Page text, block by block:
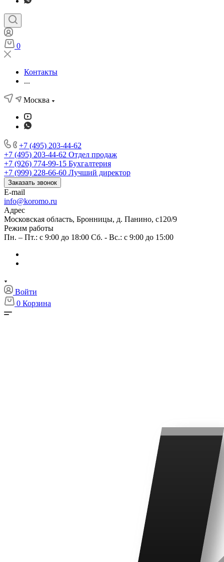
0
Контакты
...
Москва
+7 (495) 203-44-62
+7 (495) 203-44-62 Отдел продаж
+7 (926) 774-99-15 Бухгалтерия
+7 (999) 228-66-60 Лучший директор
Заказать звонок
E-mail
info@koromo.ru
Адрес
Московская область, Бронницы, д. Панино, с120/9
Режим работы
Пн. – Пт.: с 9:00 до 18:00 Сб. - Вс.: с 9:00 до 15:00
Войти
0 Корзина